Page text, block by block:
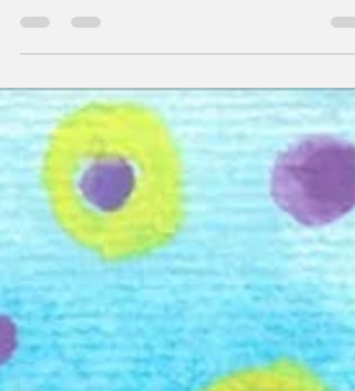
impediu atividades culturais